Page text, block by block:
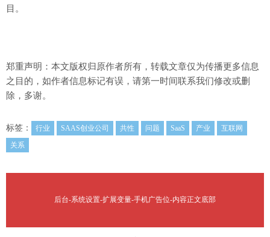
目。
郑重声明：本文版权归原作者所有，转载文章仅为传播更多信息
之目的，如作者信息标记有误，请第一时间联系我们修改或删
除，多谢。
标签： 行业 SAAS创业公司 共性 问题 SaaS 产业
互联网
关系
后台-系统设置-扩展变量-手机广告位-内容正文底部